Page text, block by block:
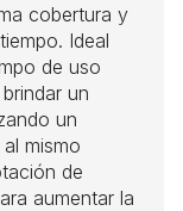
cobertura y
Ideal
de uso
un
un
mismo
de
aumentar la